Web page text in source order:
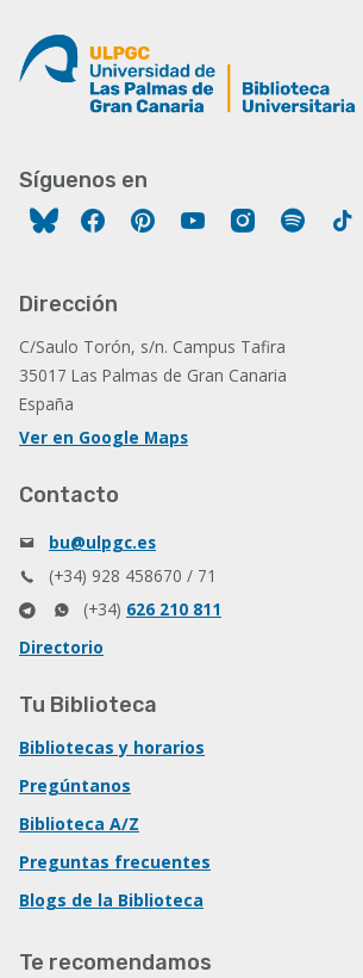
Síguenos en
FacebookPinterestYouTubeInstagram
Spotify
Dirección
C/Saulo Torón, s/n. Campus Tafira
35017 Las Palmas de Gran Canaria
España
Ver en Google Maps
Contacto
bu@ulpgc.es
(+34) 928 458670 / 71
(+34) 626 210 811
Directorio
Tu Biblioteca
Bibliotecas y horarios
Pregúntanos
Biblioteca A/Z
Preguntas frecuentes
Blogs de la Biblioteca
Te recomendamos